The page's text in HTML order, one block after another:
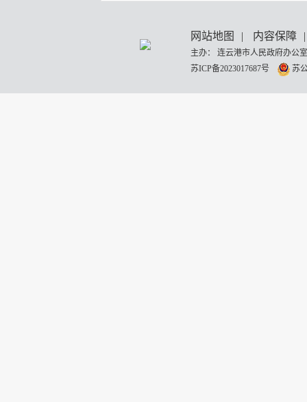
网站地图 | 内容保障 |
主办： 连云港市人民政府办
苏ICP备2023017687号
苏